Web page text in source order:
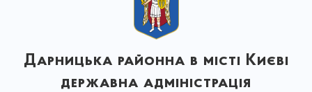
Дарницька районна в місті Києві
державна адміністрація